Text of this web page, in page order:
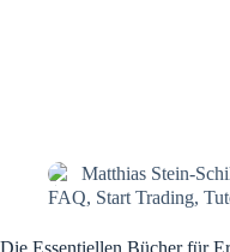
Matthias Stein-
FAQ, Start Trading,